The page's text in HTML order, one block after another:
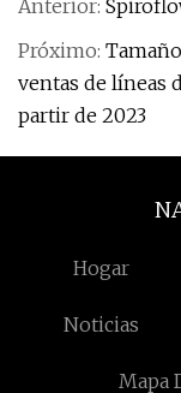
Anterior:
Próximo:
ventas de líneas
partir de 2023
Hogar
Noticias
Mapa